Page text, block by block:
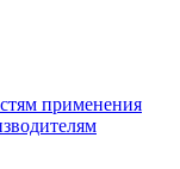
применения